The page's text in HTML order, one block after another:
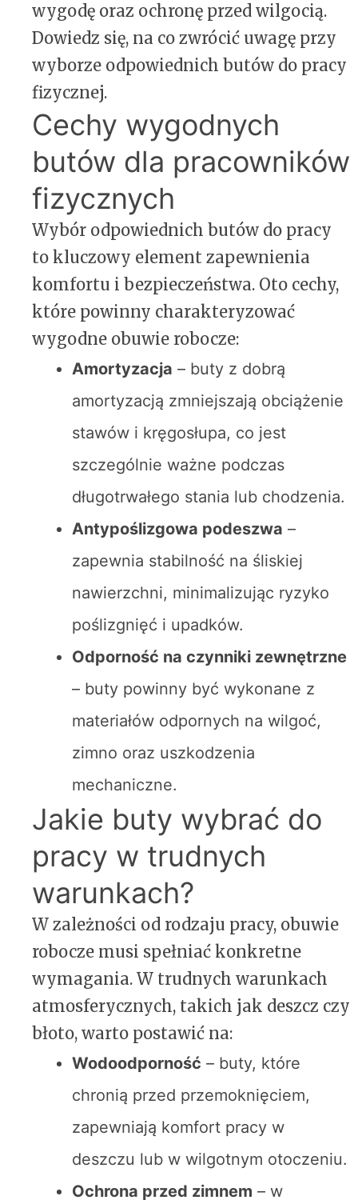
wygodę oraz ochronę przed wilgocią.
Dowiedz się, na co zwrócić uwagę przy
wyborze odpowiednich butów do pracy
fizycznej.
Cechy wygodnych
butów dla pracowników
fizycznych
Wybór odpowiednich butów do pracy
to kluczowy element zapewnienia
komfortu i bezpieczeństwa. Oto cechy,
które powinny charakteryzować
wygodne obuwie robocze:
Amortyzacja – buty z dobrą
amortyzacją zmniejszają obciążenie
stawów i kręgosłupa, co jest
szczególnie ważne podczas
długotrwałego stania lub chodzenia.
Antypoślizgowa podeszwa –
zapewnia stabilność na śliskiej
nawierzchni, minimalizując ryzyko
poślizgnięć i upadków.
Odporność na czynniki zewnętrzne
– buty powinny być wykonane z
materiałów odpornych na wilgoć,
zimno oraz uszkodzenia
mechaniczne.
Jakie buty wybrać do
pracy w trudnych
warunkach?
W zależności od rodzaju pracy, obuwie
robocze musi spełniać konkretne
wymagania. W trudnych warunkach
atmosferycznych, takich jak deszcz czy
błoto, warto postawić na:
Wodoodporność – buty, które
chronią przed przemoknięciem,
zapewniają komfort pracy w
deszczu lub w wilgotnym otoczeniu.
Ochrona przed zimnem – w